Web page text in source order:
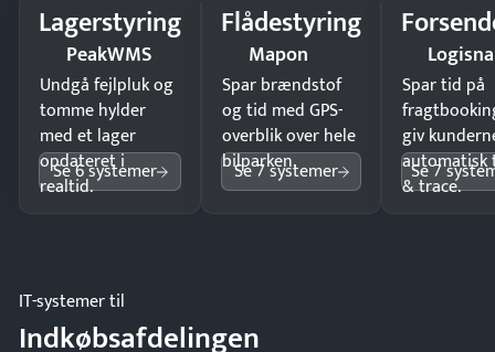
Lagerstyring
PeakWMS
Undgå fejlpluk og
tomme hylder
med et lager
opdateret i
realtid.
Se 6 systemer
Flådestyring
Mapon
Spar brændstof
og tid med GPS-
overblik over hele
bilparken.
Se 7 systemer
Spar tid på
giv
automatisk
& trace.
Se 7
IT-systemer til
Indkøbsafdelingen